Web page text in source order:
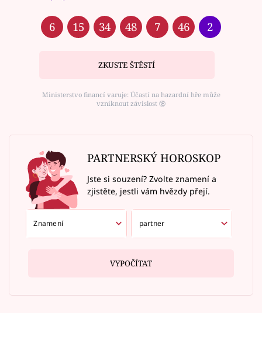
6 15 34 48 7 46 2
ZKUSTE ŠTĚSTÍ
Ministerstvo financí varuje: Účastí na hazardní hře může
vzniknout závislost ⑱
PARTNERSKÝ HOROSKOP
Jste si souzení? Zvolte znamení a
zjistěte, jestli vám hvězdy přejí.
VYPOČÍTAT